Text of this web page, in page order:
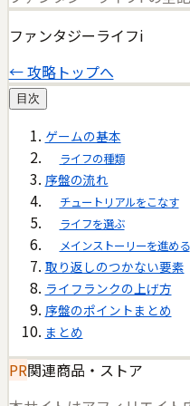
ファンタジーライフi
← 攻略トップへ
目次
ゲームの基本
ライフの種類
序盤の流れ
チュートリアルをこなす
ライフを選ぶ
メインストーリーを進める
取り返しのつかない要素
ライフランクの上げ方
序盤のポイントまとめ
まとめ
PR関連商品・ストア